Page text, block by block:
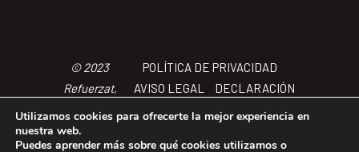
© 2023
Refuerzat,
Todos los
derechos
POLÍTICA DE PRIVACIDAD
AVISO LEGAL
DECLARACIÓN
DE ACCCESIBILIDAD
POLÍTICA
Utilizamos cookies para ofrecerte la mejor experiencia en
nuestra web.
Puedes aprender más sobre qué cookies utilizamos o